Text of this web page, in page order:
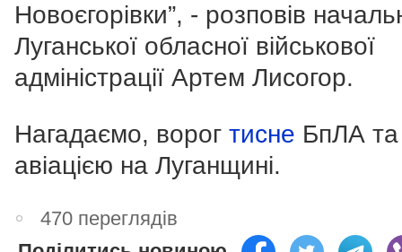
Новоєгорівки”, - розповів
Луганської обласної військової
адміністрації Артем Лисогор.
Нагадаємо, ворог тисне БпЛА та
авіацією на Луганщині.
470 переглядів